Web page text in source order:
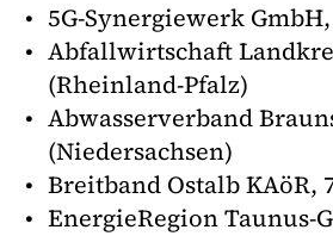
5G-Synergiewerk
Abfallwirtschaft
(Rheinland-Pfalz)
Abwasserverband
(Niedersachsen)
Breitband Ostalb KAöR,
EnergieRegion Taunus-